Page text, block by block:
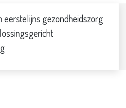
eerstelijns gezondheidszorg